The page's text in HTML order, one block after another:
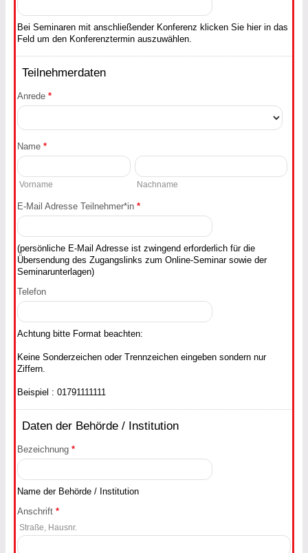
Bei Seminaren mit anschließender Konferenz klicken Sie hier in das
Feld um den Konferenztermin auszuwählen.
Teilnehmerdaten
Anrede *
Name *
Vorname Nachname
E-Mail Adresse Teilnehmer*in *
(persönliche E-Mail Adresse ist zwingend erforderlich für die
Übersendung des Zugangslinks zum Online-Seminar sowie der
Seminarunterlagen)
Telefon
Achtung bitte Format beachten:
Keine Sonderzeichen oder Trennzeichen eingeben sondern nur
Ziffern.
Beispiel : 01791111111
Daten der Behörde / Institution
Bezeichnung *
Name der Behörde / Institution
Anschrift *
Straße, Hausnr.